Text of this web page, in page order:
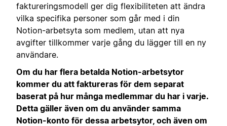
faktureringsmodell ger dig flexibiliteten att ändra
vilka specifika personer som går med i din
Notion-arbetsyta som medlem, utan att nya
avgifter tillkommer varje gång du lägger till en ny
användare.
Om du har flera betalda Notion-arbetsytor
kommer du att faktureras för dem separat
baserat på hur många medlemmar du har i varje.
Detta gäller även om du använder samma
Notion-konto för dessa arbetsytor, och även om